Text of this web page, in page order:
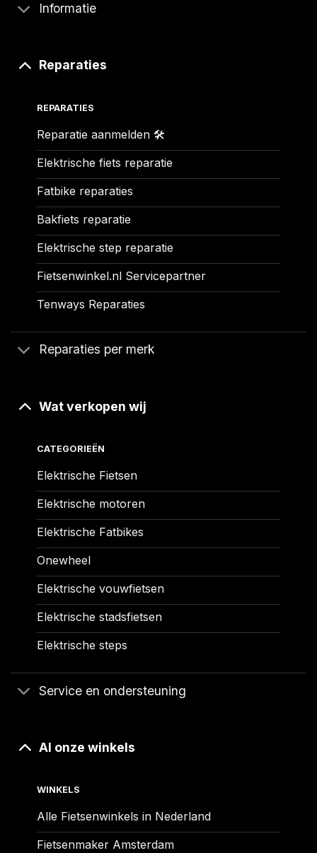
Informatie
Reparaties
REPARATIES
Reparatie aanmelden 🛠️
Elektrische fiets reparatie
Fatbike reparaties
Bakfiets reparatie
Elektrische step reparatie
Fietsenwinkel.nl Servicepartner
Tenways Reparaties
Reparaties per merk
Wat verkopen wij
CATEGORIEËN
Elektrische Fietsen
Elektrische motoren
Elektrische Fatbikes
Onewheel
Elektrische vouwfietsen
Elektrische stadsfietsen
Elektrische steps
Service en ondersteuning
Al onze winkels
WINKELS
Alle Fietsenwinkels in Nederland
Fietsenmaker Amsterdam